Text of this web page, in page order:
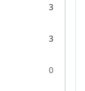
3
3
0